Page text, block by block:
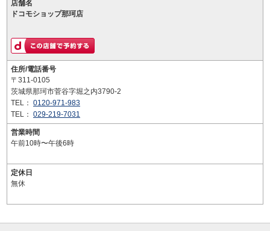
店舗名
ドコモショップ那珂店
住所/電話番号
〒311-0105
茨城県那珂市菅谷字堀之内3790-2
TEL： 0120-971-983
TEL： 029-219-7031
営業時間
午前10時〜午後6時
定休日
無休